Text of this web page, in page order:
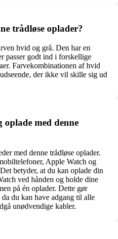
trådløse oplader?
hvid og grå. Den har en
passer godt ind i forskellige
Farvekombinationen af hvid
der ikke vil skille sig ud
med denne
med denne trådløse oplader.
Apple Watch og
betyder, at du kan oplade din
ved hånden og holde dine
på én oplader. Dette gør
du kan have adgang til alle
unødvendige kabler.